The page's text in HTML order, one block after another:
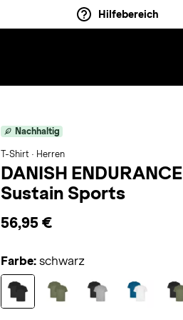
Hilfebereich
Nachhaltig
T-Shirt · Herren
DANISH ENDURANCE
Sustain Sports
56,95 €
Farbe: schwarz